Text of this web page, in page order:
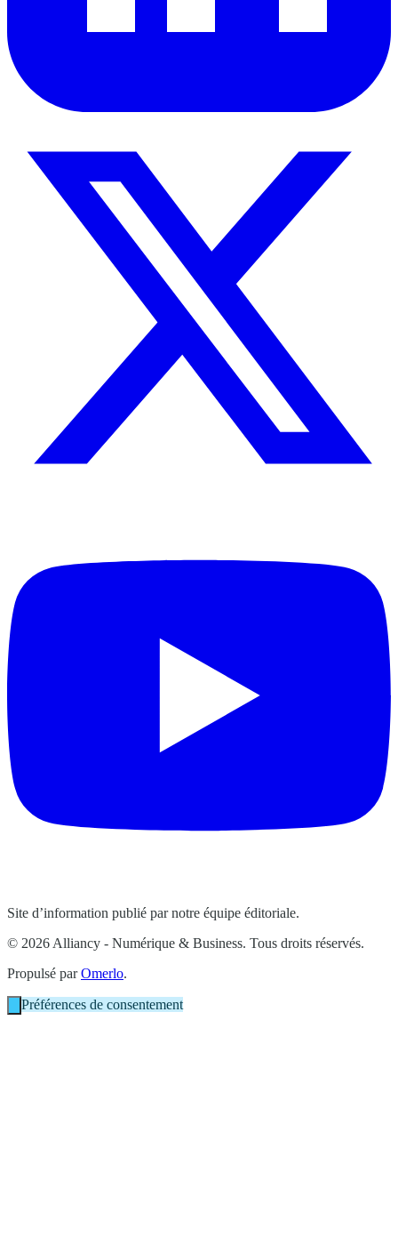
Site d’information publié par notre équipe éditoriale.
© 2026 Alliancy - Numérique & Business. Tous droits réservés.
Propulsé parOmerlo.
Préférences de consentement